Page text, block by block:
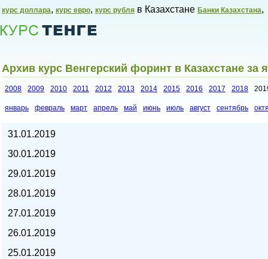
курс доллара, курс евро, курс рубля в Казахстане Банки Казахстана,
Курсы валют в Казахстане,
Архив курс Венгерский форинт в Казахстане за
2008 2009 2010 2011 2012 2013 2014 2015 2016 2017 2018
январь февраль март апрель май июнь июль август сентябрь
31.01.2019
30.01.2019
29.01.2019
28.01.2019
27.01.2019
26.01.2019
25.01.2019